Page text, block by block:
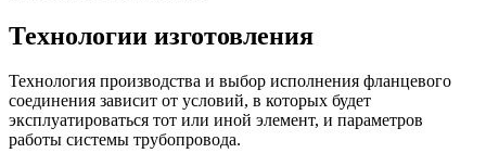
Технологии изготовления
Технология производства и выбор исполнения фланцевого
соединения зависит от условий, в которых будет
эксплуатироваться тот или иной элемент, и параметров
работы системы трубопровода.